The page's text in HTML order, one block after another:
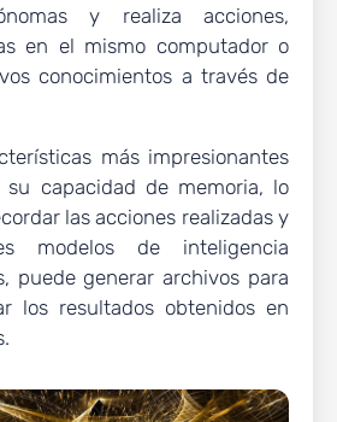
y realiza acciones,
en el mismo computador o
conocimientos a través de
más impresionantes
su capacidad de memoria, lo
las acciones realizadas y
modelos de inteligencia
puede generar archivos para
los resultados obtenidos en